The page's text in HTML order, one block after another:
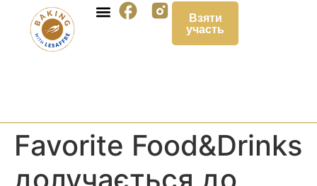
Взяти
участь
Favorite Food&Drinks
долучається до